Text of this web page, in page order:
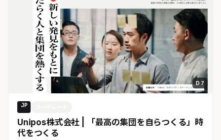
D 7
JP
Unipos株式会社 | 「最高の集団を自らつくる」時
代をつくる